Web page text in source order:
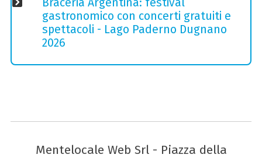
Braceria Argentina: festival
gastronomico con concerti gratuiti e
spettacoli - Lago Paderno Dugnano
2026
Mentelocale Web Srl - Piazza della